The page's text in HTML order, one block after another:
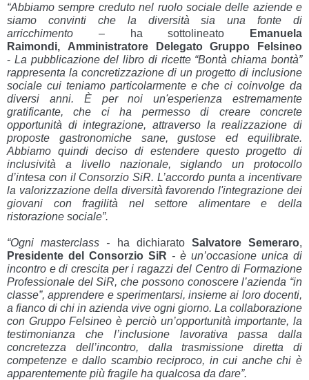
“Abbiamo sempre creduto nel ruolo sociale delle aziende e
siamo convinti che la diversità sia una fonte di
arricchimento – ha sottolineato
Emanuela
Raimondi, Amministratore Delegato Gruppo Felsineo
- La pubblicazione del libro di ricette “Bontà chiama bontà”
rappresenta la concretizzazione di un progetto di inclusione
sociale cui teniamo particolarmente e che ci coinvolge da
diversi anni. È per noi un'esperienza estremamente
gratificante, che ci ha permesso di creare concrete
opportunità di integrazione, attraverso la realizzazione di
proposte gastronomiche sane, gustose ed equilibrate.
Abbiamo quindi deciso di estendere questo progetto di
inclusività a livello nazionale, siglando un protocollo
d’intesa con il Consorzio SiR. L’accordo punta a incentivare
la valorizzazione della diversità favorendo l'integrazione dei
giovani con fragilità nel settore alimentare e della
ristorazione sociale”.
“Ogni masterclass - ha dichiarato Salvatore Semeraro,
Presidente del Consorzio SiR - è un’occasione unica di
incontro e di crescita per i ragazzi del Centro di Formazione
Professionale del SiR, che possono conoscere l’azienda “in
classe”, apprendere e sperimentarsi, insieme ai loro docenti,
a fianco di chi in azienda vive ogni giorno. La collaborazione
con Gruppo Felsineo è perciò un’opportunità importante, la
testimonianza che l’inclusione lavorativa passa dalla
concretezza dell’incontro, dalla trasmissione diretta di
competenze e dallo scambio reciproco, in cui anche chi è
apparentemente più fragile ha qualcosa da dare”.